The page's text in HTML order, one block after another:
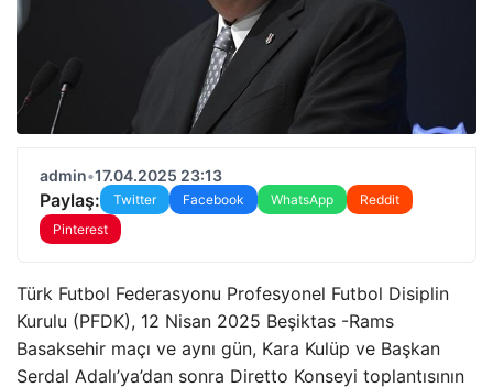
admin•17.04.2025 23:13
Paylaş: Twitter Facebook WhatsApp
Reddit
Pinterest
Türk Futbol Federasyonu Profesyonel Futbol Disiplin
Kurulu (PFDK), 12 Nisan 2025 Beşiktas -Rams
Basaksehir maçı ve aynı gün, Kara Kulüp ve Başkan
Serdal Adalı’ya’dan sonra Diretto Konseyi toplantısının